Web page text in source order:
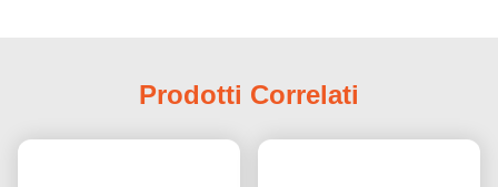
Prodotti Correlati